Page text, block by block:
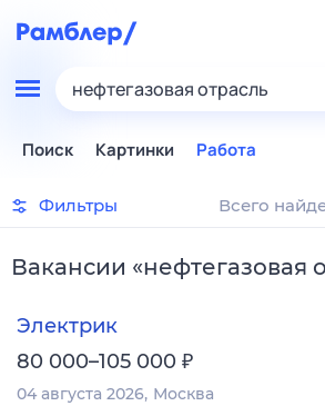
нефтегазовая отрасль
Поиск Картинки Работа
Фильтры Всего
Вакансии «нефтегазовая
Электрик
80 000–105 000 ₽
04 августа 2026 Москва